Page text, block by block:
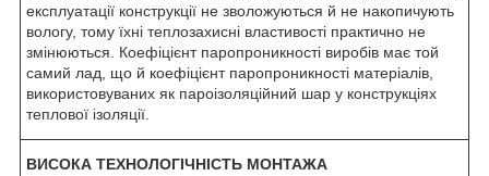
експлуатації конструкції не зволожуються й не накопичують
вологу, тому їхні теплозахисні властивості практично не
змінюються. Коефіцієнт паропроникності виробів має той
самий лад, що й коефіцієнт паропроникності матеріалів,
використовуваних як пароізоляційний шар у конструкціях
теплової ізоляції.
ВИСОКА ТЕХНОЛОГІЧНІСТЬ МОНТАЖА